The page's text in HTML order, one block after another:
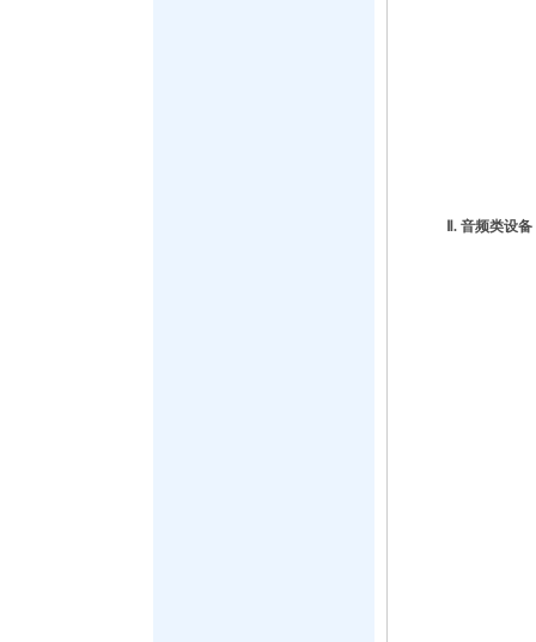
Ⅱ. 音频类设备